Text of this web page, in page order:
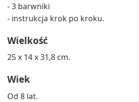
- 3 barwniki
- instrukcja krok po kroku.
Wielkość
25 x 14 x 31,8 cm.
Wiek
Od 8 lat.